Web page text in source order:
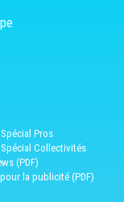
Pros
Collectivités
(PDF)
la publicité (PDF)